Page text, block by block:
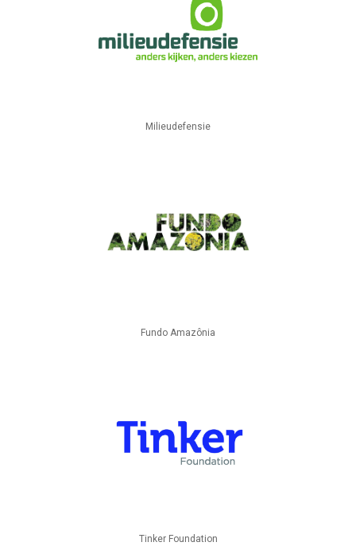
Milieudefensie
Fundo Amazônia
Tinker Foundation